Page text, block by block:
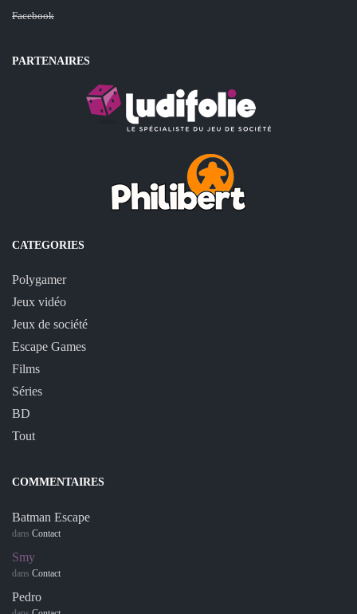
Facebook
PARTENAIRES
CATEGORIES
Polygamer
Jeux vidéo
Jeux de société
Escape Games
Films
Séries
BD
Tout
COMMENTAIRES
Batman Escape
dans Contact
Smy
dans Contact
Pedro